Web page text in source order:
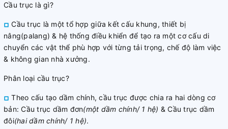
Cầu trục là gì?
Cầu trục là một tổ hợp giữa kết cấu khung, thiết bị
nâng(palang) & hệ thống điều khiển để tạo ra một cơ cấu di
chuyển các vật thể phù hợp với từng tải trọng, chế độ làm việc
& không gian nhà xưởng.
Phân loại cầu trục?
Theo cấu tạo dầm chính, cầu trục được chia ra hai dòng cơ
bản: Cầu trục dầm đơn(một dầm chính/ 1 hệ) & Cầu trục dầm
đôi(hai dầm chính/ 1 hệ).